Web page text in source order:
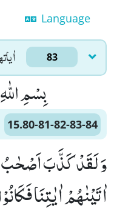
Language
83
بِسْمِ
15.80-81-82-83-84